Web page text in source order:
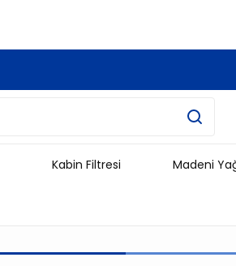
Kabin Filtresi Madeni